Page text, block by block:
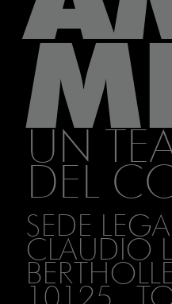
UN
DEL
SEDE
CLAUDIO
10125